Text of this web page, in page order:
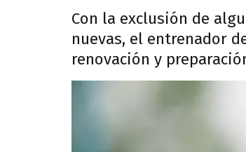
Con la exclusión de
nuevas, el entrenador
renovación y